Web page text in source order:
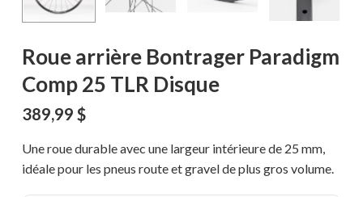
Roue arrière Bontrager Paradigm
Comp 25 TLR Disque
389,99 $
Une roue durable avec une largeur intérieure de 25 mm,
idéale pour les pneus route et gravel de plus gros volume.